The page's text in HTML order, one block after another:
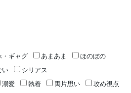
・ギャグ あまあま
ほのぼの
い
シリアス
溺愛 執着 両片思い
攻め視点